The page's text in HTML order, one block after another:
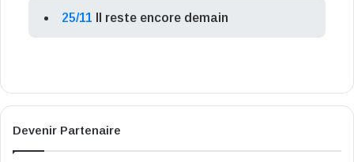
25/11 Il reste encore demain
Devenir Partenaire